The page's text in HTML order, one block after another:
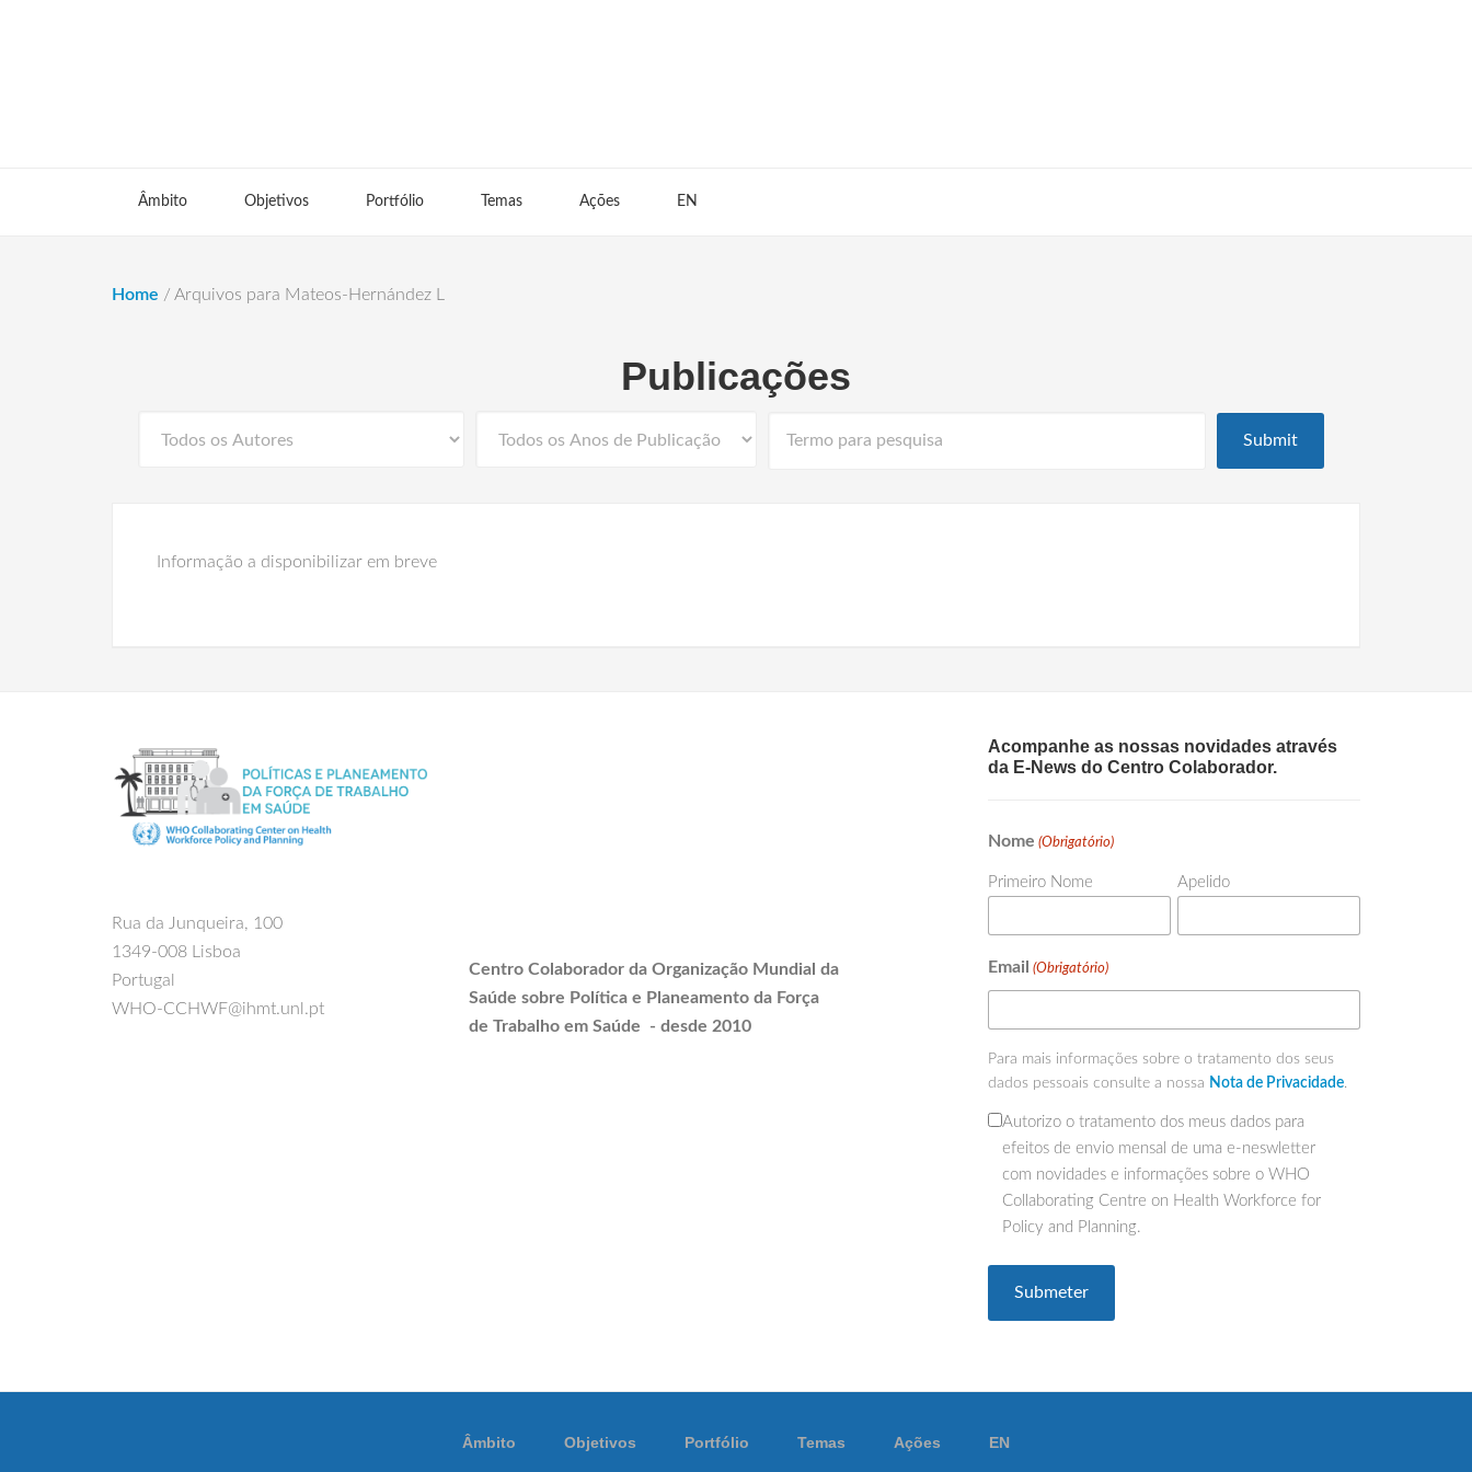
Âmbito Objetivos Portfólio Temas Ações EN
Home / Arquivos para Mateos-Hernández L
Publicações
Informação a disponibilizar em breve
Rua da Junqueira, 100
1349-008 Lisboa
Portugal
WHO-CCHWF@ihmt.unl.pt
Centro Colaborador da Organização Mundial da
Saúde sobre Política e Planeamento da Força
de Trabalho em Saúde - desde 2010
Acompanhe as nossas novidades através
da E-News do Centro Colaborador.
Nome (Obrigatório)
Primeiro Nome Apelido
Email (Obrigatório)
Para mais informações sobre o tratamento dos seus
dados pessoais consulte a nossa Nota de Privacidade.
(Obrigatório)
Autorizo o tratamento dos meus dados para
efeitos de envio mensal de uma e-neswletter
com novidades e informações sobre o WHO
Collaborating Centre on Health Workforce for
Policy and Planning.
Âmbito Objetivos Portfólio Temas Ações EN